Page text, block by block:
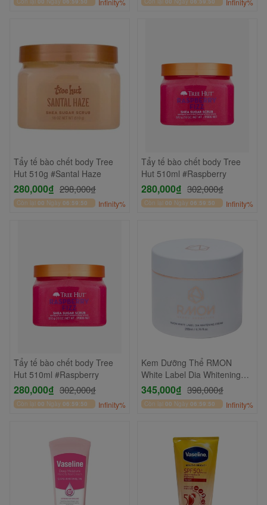
Infinity% Infinity%
Tẩy tế bào chết body Tree
Hut 510g #Santal Haze
280,000₫ 298,000₫
Còn lại 00 Ngày 06:59:49 Infinity%
Tẩy tế bào chết body Tree
Hut 510ml #Raspberry
280,000₫ 302,000₫
Còn lại 00 Ngày 06:59:49 Infinity%
Tẩy tế bào chết body Tree
Hut 510ml #Raspberry
280,000₫ 302,000₫
Còn lại 00 Ngày 06:59:49 Infinity%
Kem Dưỡng Thể RMON
White Label Dia Whitening
200ml
345,000₫ 398,000₫
Còn lại 00 Ngày 06:59:49 Infinity%